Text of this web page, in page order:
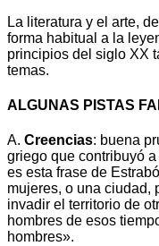
La literatura y el arte,
forma habitual a la
principios del siglo XX
temas.
ALGUNAS PISTAS
A. Creencias: buena
griego que contribuyó
es esta frase de
mujeres, o una ciudad,
invadir el territorio de
hombres de esos
hombres».